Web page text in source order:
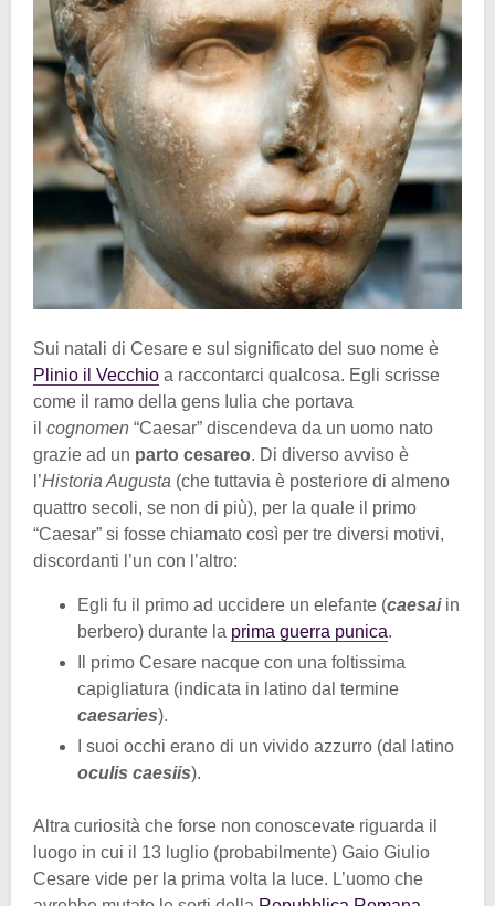
Sui natali di Cesare e sul significato del suo nome è
Plinio il Vecchio a raccontarci qualcosa. Egli scrisse
come il ramo della gens Iulia che portava
il cognomen “Caesar” discendeva da un uomo nato
grazie ad un parto cesareo. Di diverso avviso è
l’Historia Augusta (che tuttavia è posteriore di almeno
quattro secoli, se non di più), per la quale il primo
“Caesar” si fosse chiamato così per tre diversi motivi,
discordanti l’un con l’altro:
Egli fu il primo ad uccidere un elefante (caesai in
berbero) durante la prima guerra punica.
Il primo Cesare nacque con una foltissima
capigliatura (indicata in latino dal termine
caesaries).
I suoi occhi erano di un vivido azzurro (dal latino
oculis caesiis).
Altra curiosità che forse non conoscevate riguarda il
luogo in cui il 13 luglio (probabilmente) Gaio Giulio
Cesare vide per la prima volta la luce. L’uomo che